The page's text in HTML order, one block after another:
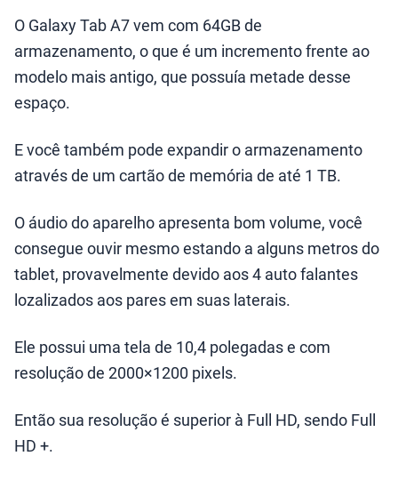
O Galaxy Tab A7 vem com 64GB de
armazenamento, o que é um incremento frente ao
modelo mais antigo, que possuía metade desse
espaço.
E você também pode expandir o armazenamento
através de um cartão de memória de até 1 TB.
O áudio do aparelho apresenta bom volume, você
consegue ouvir mesmo estando a alguns metros do
tablet, provavelmente devido aos 4 auto falantes
lozalizados aos pares em suas laterais.
Ele possui uma tela de 10,4 polegadas e com
resolução de 2000×1200 pixels.
Então sua resolução é superior à Full HD, sendo Full
HD +.